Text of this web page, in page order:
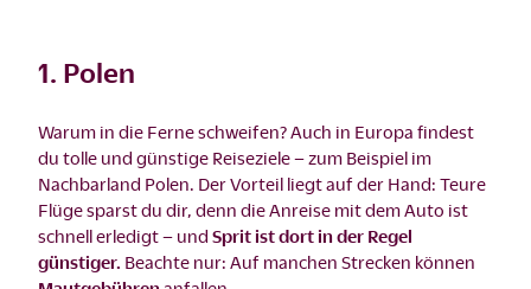
1. Polen
Warum in die Ferne schweifen? Auch in Europa findest
du tolle und günstige Reiseziele – zum Beispiel im
Nachbarland Polen. Der Vorteil liegt auf der Hand: Teure
Flüge sparst du dir, denn die Anreise mit dem Auto ist
schnell erledigt – und Sprit ist dort in der Regel
günstiger. Beachte nur: Auf manchen Strecken können